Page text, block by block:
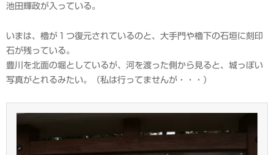
池田輝政が入っている。
いまは、櫓が１つ復元されているのと、大手門や櫓下の石垣に刻印
石が残っている。
豊川を北面の堀としているが、河を渡った側から見ると、城っぽい
写真がとれるみたい。（私は行ってませんが・・・）